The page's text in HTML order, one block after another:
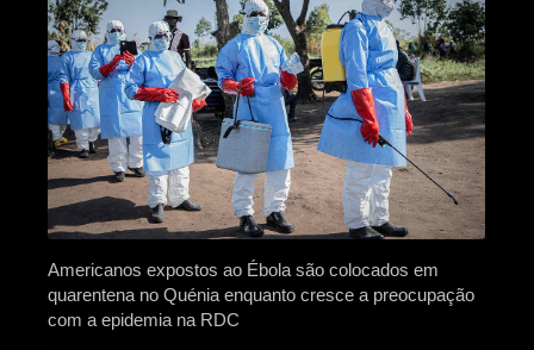
Americanos expostos ao Ébola são colocados em
quarentena no Quénia enquanto cresce a preocupação
com a epidemia na RDC